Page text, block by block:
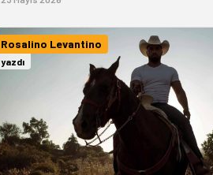
Rosalino Levantino
yazdı